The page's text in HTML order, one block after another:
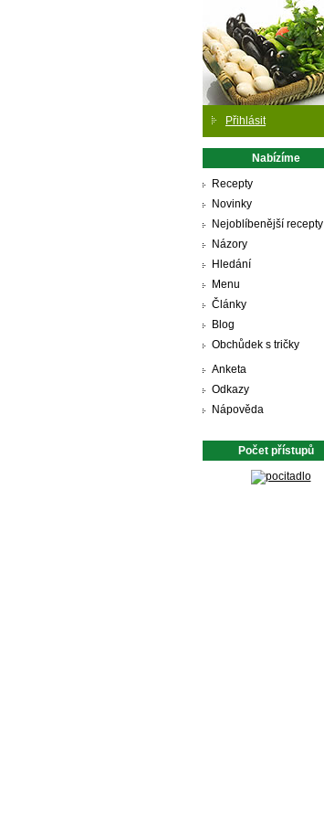
Přihlásit
Nabízíme
Recepty
Novinky
Nejoblíbenější recepty
Názory
Hledání
Menu
Články
Blog
Obchůdek s tričky
Anketa
Odkazy
Nápověda
Počet přístupů